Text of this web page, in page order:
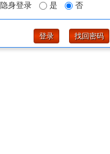
隐身登录 是 否